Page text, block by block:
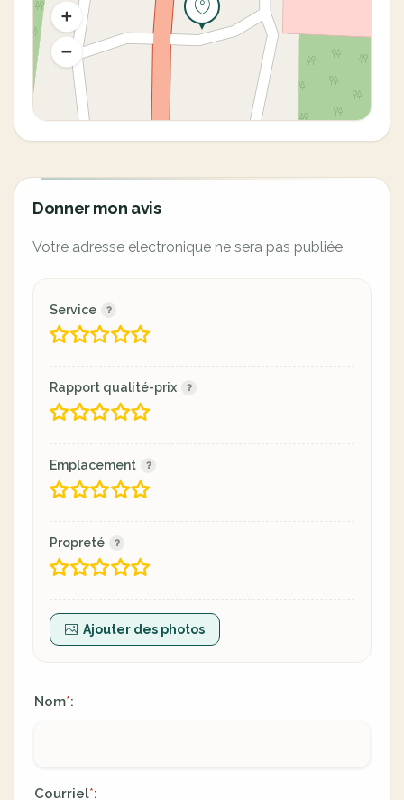
Donner mon avis
Votre adresse électronique ne sera pas publiée.
Service
Rapport qualité-prix
Emplacement
Propreté
Ajouter des photos
Nom*:
Courriel*: